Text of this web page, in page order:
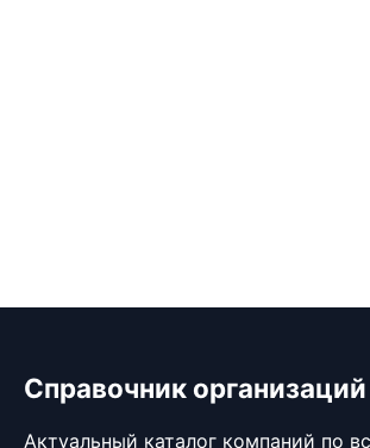
Справочник организаций
Актуальный каталог компаний по